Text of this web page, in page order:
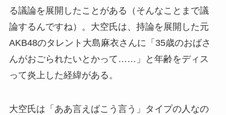
る議論を展開したことがある（そんなことまで議
論するんですね）。大空氏は、持論を展開した元
AKB48のタレント大島麻衣さんに「35歳のおばさ
んがおごられたいとかって……」と年齢をディス
って炎上した経緯がある。
大空氏は「ああ言えばこう言う」タイプの人なの